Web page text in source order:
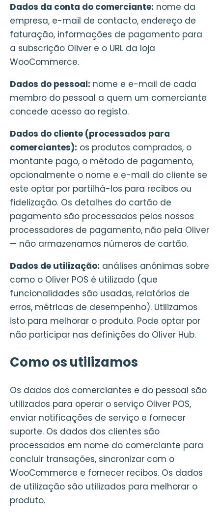
Dados da conta do comerciante: nome da
empresa, e-mail de contacto, endereço de
faturação, informações de pagamento para
a subscrição Oliver e o URL da loja
WooCommerce.
Dados do pessoal: nome e e-mail de cada
membro do pessoal a quem um comerciante
concede acesso ao registo.
Dados do cliente (processados para
comerciantes): os produtos comprados, o
montante pago, o método de pagamento,
opcionalmente o nome e e-mail do cliente se
este optar por partilhá-los para recibos ou
fidelização. Os detalhes do cartão de
pagamento são processados pelos nossos
processadores de pagamento, não pela Oliver
— não armazenamos números de cartão.
Dados de utilização: análises anónimas sobre
como o Oliver POS é utilizado (que
funcionalidades são usadas, relatórios de
erros, métricas de desempenho). Utilizamos
isto para melhorar o produto. Pode optar por
não participar nas definições do Oliver Hub.
Como os utilizamos
Os dados dos comerciantes e do pessoal são
utilizados para operar o serviço Oliver POS,
enviar notificações de serviço e fornecer
suporte. Os dados dos clientes são
processados em nome do comerciante para
concluir transações, sincronizar com o
WooCommerce e fornecer recibos. Os dados
de utilização são utilizados para melhorar o
produto.